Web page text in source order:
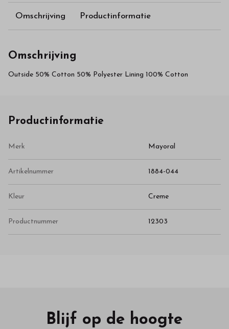
Omschrijving Productinformatie
Omschrijving
Outside 50% Cotton 50% Polyester Lining 100% Cotton
Productinformatie
Merk Mayoral
Artikelnummer 1884-044
Kleur Creme
Productnummer 12303
Blijf op de hoogte